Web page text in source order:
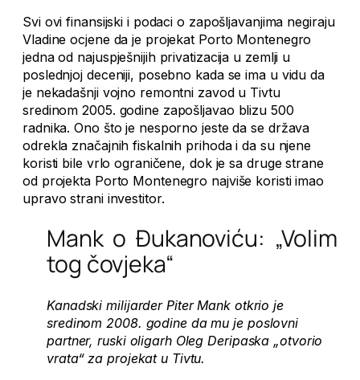
Svi ovi finansijski i podaci o zapošljavanjima negiraju
Vladine ocjene da je projekat Porto Montenegro
jedna od najuspješnijih privatizacija u zemlji u
poslednjoj deceniji, posebno kada se ima u vidu da
je nekadašnji vojno remontni zavod u Tivtu
sredinom 2005. godine zapošljavao blizu 500
radnika. Ono što je nesporno jeste da se država
odrekla značajnih fiskalnih prihoda i da su njene
koristi bile vrlo ograničene, dok je sa druge strane
od projekta Porto Montenegro najviše koristi imao
upravo strani investitor.
Mank o Đukanoviću: „Volim
tog čovjeka“
Kanadski milijarder Piter Mank otkrio je
sredinom 2008. godine da mu je poslovni
partner, ruski oligarh Oleg Deripaska „otvorio
vrata“ za projekat u Tivtu.